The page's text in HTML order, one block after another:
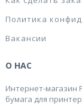
Политика
Вакансии
О НАС
Интернет-магазин
бумага для